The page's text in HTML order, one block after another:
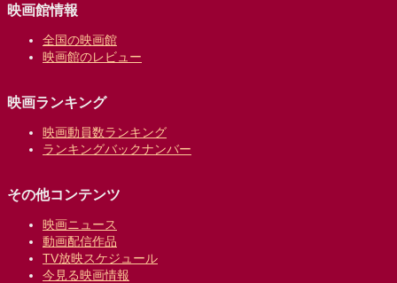
映画館情報
全国の映画館
映画館のレビュー
映画ランキング
映画動員数ランキング
ランキングバックナンバー
その他コンテンツ
映画ニュース
動画配信作品
TV放映スケジュール
今見る映画情報